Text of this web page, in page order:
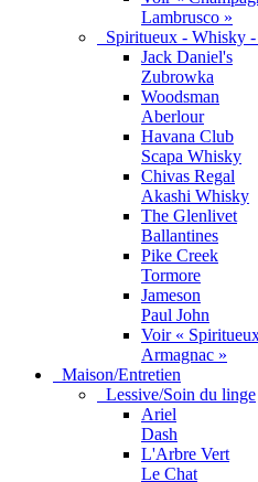
Lambrusco »
Spiritueux - Whisky
Jack Daniel's
Zubrowka
Woodsman
Aberlour
Havana Club
Scapa Whisky
Chivas Regal
Akashi Whisky
The Glenlivet
Ballantines
Pike Creek
Tormore
Jameson
Paul John
Voir «
Armagnac »
Maison/Entretien
Lessive/Soin du linge
Ariel
Dash
L'Arbre Vert
Le Chat